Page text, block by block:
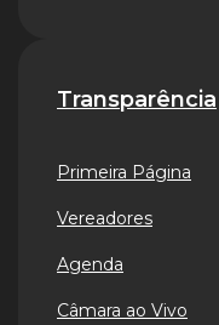
Transparência
Primeira Página
Vereadores
Agenda
Câmara ao Vivo